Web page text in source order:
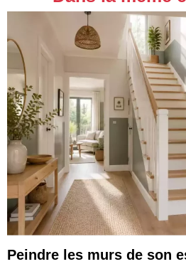
Peindre les murs de son